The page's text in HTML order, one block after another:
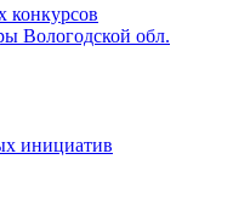
конкурсов
Вологодской обл.
инициатив